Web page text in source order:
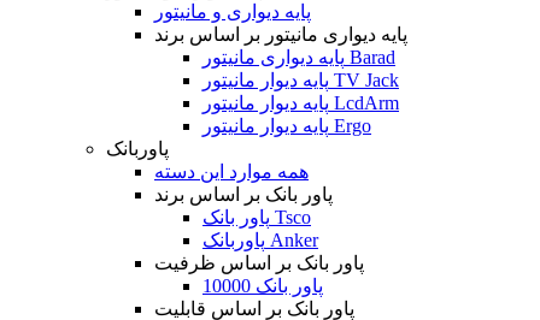
پایه دیواری و مانیتور
پایه دیواری مانیتور بر اساس برند
پایه دیواری مانیتور Barad
پایه دیوار مانیتور TV Jack
پایه دیوار مانیتور LcdArm
پایه دیوار مانیتور Ergo
پاوربانک
همه موارد این دسته
پاور بانک بر اساس برند
پاور بانک Tsco
پاوربانک Anker
پاور بانک بر اساس ظرفیت
پاور بانک 10000
پاور بانک بر اساس قابلیت